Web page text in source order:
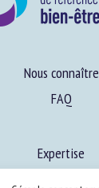
Nous connaître
FAQ
Expertise